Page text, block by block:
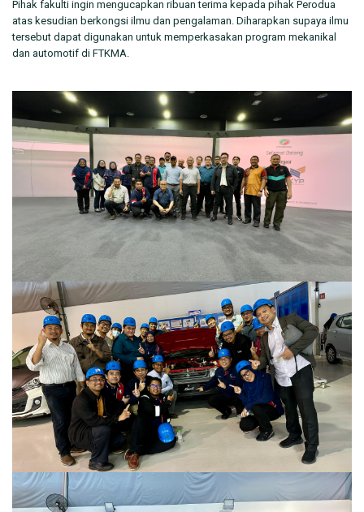
Pihak fakulti ingin mengucapkan ribuan terima kepada pihak Perodua
atas kesudian berkongsi ilmu dan pengalaman. Diharapkan supaya ilmu
tersebut dapat digunakan untuk memperkasakan program mekanikal
dan automotif di FTKMA.